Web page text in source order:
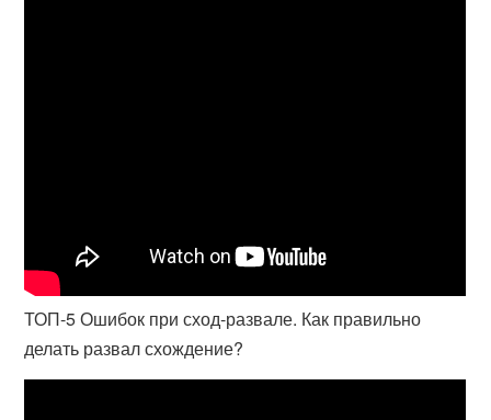
ТОП-5 Ошибок при сход-развале. Как правильно
делать развал схождение?